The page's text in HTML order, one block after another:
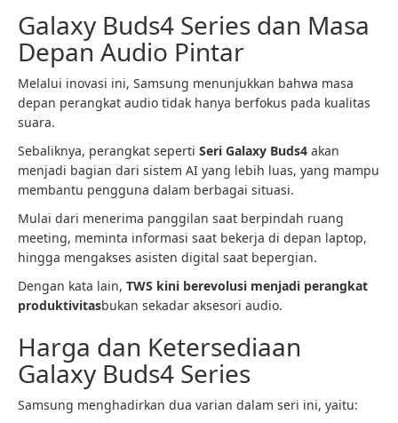
Galaxy Buds4 Series dan Masa
Depan Audio Pintar
Melalui inovasi ini, Samsung menunjukkan bahwa masa
depan perangkat audio tidak hanya berfokus pada kualitas
suara.
Sebaliknya, perangkat seperti Seri Galaxy Buds4 akan
menjadi bagian dari sistem AI yang lebih luas, yang mampu
membantu pengguna dalam berbagai situasi.
Mulai dari menerima panggilan saat berpindah ruang
meeting, meminta informasi saat bekerja di depan laptop,
hingga mengakses asisten digital saat bepergian.
Dengan kata lain, TWS kini berevolusi menjadi perangkat
produktivitasbukan sekadar aksesori audio.
Harga dan Ketersediaan
Galaxy Buds4 Series
Samsung menghadirkan dua varian dalam seri ini, yaitu: